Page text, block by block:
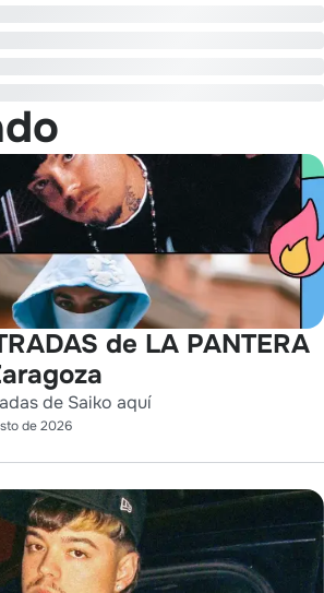
de LA PANTERA
de Saiko aquí
de 2026